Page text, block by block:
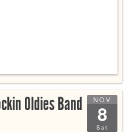
NOV
8
Sat
Oldies Band